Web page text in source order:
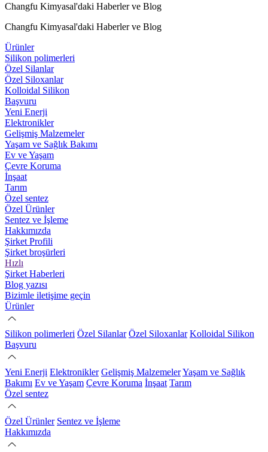
Changfu Kimyasal'daki Haberler ve Blog
Changfu Kimyasal'daki Haberler ve Blog
Ürünler
Silikon polimerleri
Özel Silanlar
Özel Siloxanlar
Kolloidal Silikon
Başvuru
Yeni Enerji
Elektronikler
Gelişmiş Malzemeler
Yaşam ve Sağlık Bakımı
Ev ve Yaşam
Çevre Koruma
İnşaat
Tarım
Özel sentez
Özel Ürünler
Sentez ve İşleme
Hakkımızda
Şirket Profili
Şirket broşürleri
Hızlı
Şirket Haberleri
Blog yazısı
Bizimle iletişime geçin
Ürünler
Silikon polimerleri Özel Silanlar Özel Siloxanlar Kolloidal Silikon
Başvuru
Yeni Enerji Elektronikler Gelişmiş MalzemelerYaşam ve Sağlık
Bakımı Ev ve Yaşam Çevre Koruma İnşaat Tarım
Özel sentez
Özel Ürünler Sentez ve İşleme
Hakkımızda